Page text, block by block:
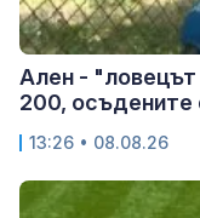
Ален -
200, осъдените
13:26 • 08.08.26